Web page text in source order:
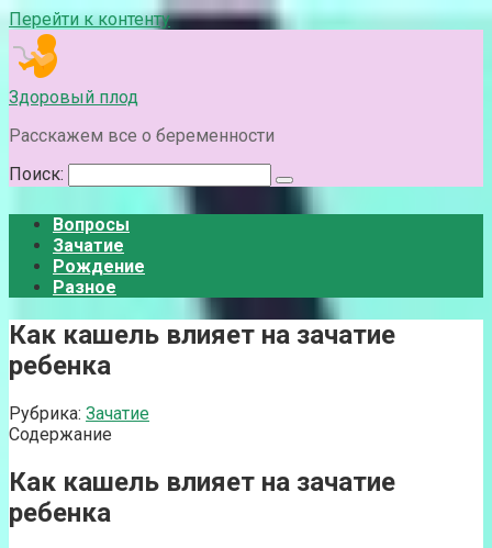
Перейти к контенту
Здоровый плод
Расскажем все о беременности
Поиск:
Вопросы
Зачатие
Рождение
Разное
Как кашель влияет на зачатие
ребенка
Рубрика: Зачатие
Содержание
Как кашель влияет на зачатие
ребенка